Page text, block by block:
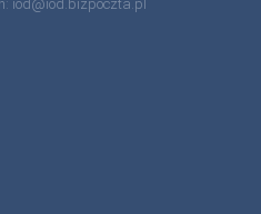
iod@iod.bizpoczta.pl